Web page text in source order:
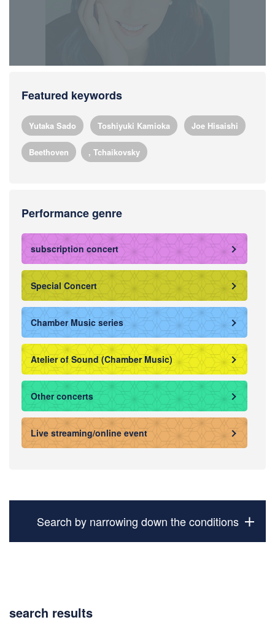
Featured keywords
Yutaka Sado Toshiyuki Kamioka Joe Hisaishi
Beethoven , Tchaikovsky
Performance genre
subscription concert
Special Concert
Chamber Music series
Atelier of Sound (Chamber Music)
Other concerts
Live streaming/online event
Search by narrowing down the conditions
search results